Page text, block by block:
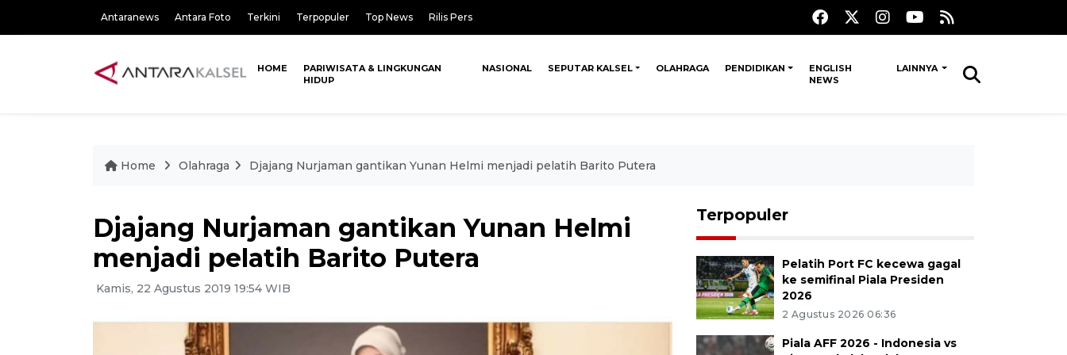
Antaranews Antara Foto Terkini Terpopuler Top News Rilis Pers
HOME
PARIWISATA & LINGKUNGAN
HIDUP
NASIONAL SEPUTAR KALSEL OLAHRAGA PENDIDIKAN
ENGLISH
NEWS
LAINNYA
Home Olahraga Djajang Nurjaman gantikan Yunan Helmi menjadi pelatih Barito Putera
Djajang Nurjaman gantikan Yunan Helmi
menjadi pelatih Barito Putera
Kamis, 22 Agustus 2019 19:54 WIB
Terpopuler
Pelatih Port FC kecewa gagal
ke semifinal Piala Presiden
2026
2 Agustus 2026 06:36
Piala AFF 2026 - Indonesia vs